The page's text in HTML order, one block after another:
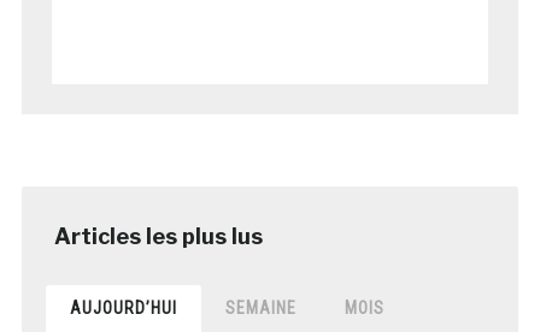
AUJOURD’HUI SEMAINE MOIS